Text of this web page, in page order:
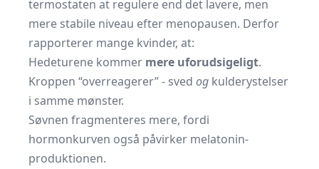
termostaten at regulere end det lavere, men
mere stabile niveau efter menopausen. Derfor
rapporterer mange kvinder, at:
Hedeturene kommer mere uforudsigeligt.
Kroppen “overreagerer” - sved og kulderystelser
i samme mønster.
Søvnen fragmenteres mere, fordi
hormonkurven også påvirker melatonin-
produktionen.